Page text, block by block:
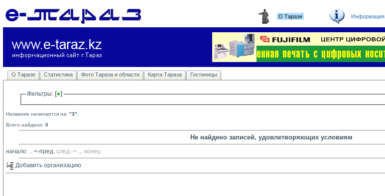
О Таразе Информация
О Таразе Статистика Фото Тараза и области Карта Тараза Гостиницы
Фильтры:
Название начинается на: "3";
Всего найдено: 0
Не найдено записей, удовлетворяющих условиям
начало ... <-пред. след.-> ... конец
Добавить организацию